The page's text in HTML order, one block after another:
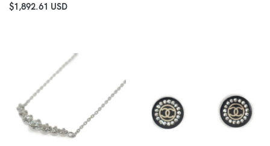
$1,892.61 USD